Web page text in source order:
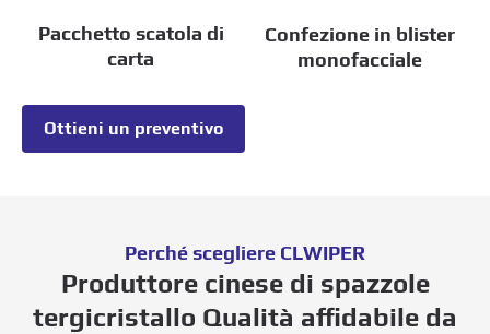
Pacchetto scatola di
carta
Confezione in blister
monofacciale
Ottieni un preventivo
Perché scegliere CLWIPER
Produttore cinese di spazzole
tergicristallo Qualità affidabile da